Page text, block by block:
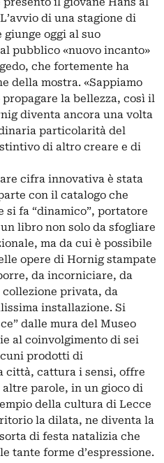
di una stagione di
oggi al suo
pubblico «nuovo incanto»
che fortemente ha
della mostra. «Sappiamo
la bellezza, così il
diventa ancora una volta
particolarità del
di altro creare e di
cifra innovativa è stata
con il catalogo che
si fa “dinamico”, portatore
libro non solo da sfogliare
ma da cui è possibile
opere di Hornig stampate
da incorniciare, da
privata, da
installazione. Si
dalle mura del Museo
al coinvolgimento di sei
prodotti di
città, cattura i sensi, offre
parole, in un gioco di
della cultura di Lecce
la dilata, ne diventa la
di festa natalizia che
tante forme d’espressione.